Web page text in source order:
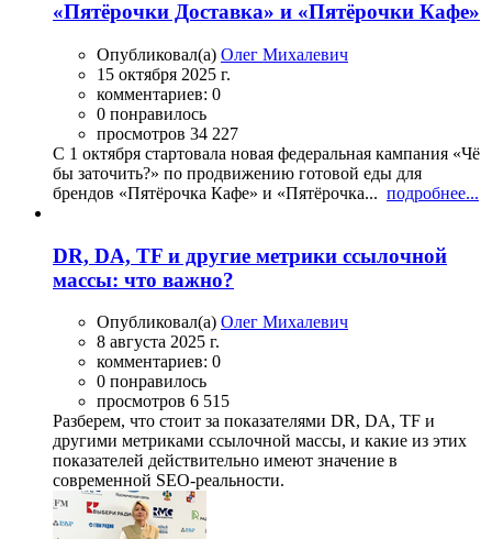
«Пятёрочки Доставка» и «Пятёрочки Кафе»
Опубликовал(а) Олег Михалевич
15 октября 2025 г.
комментариев: 0
0 понравилось
просмотров 34 227
С 1 октября стартовала новая федеральная кампания «Чё
бы заточить?» по продвижению готовой еды для
брендов «Пятёрочка Кафе» и «Пятёрочка... подробнее...
DR, DA, TF и другие метрики ссылочной
массы: что важно?
Опубликовал(а) Олег Михалевич
8 августа 2025 г.
комментариев: 0
0 понравилось
просмотров 6 515
Разберем, что стоит за показателями DR, DA, TF и
другими метриками ссылочной массы, и какие из этих
показателей действительно имеют значение в
современной SEO-реальности.